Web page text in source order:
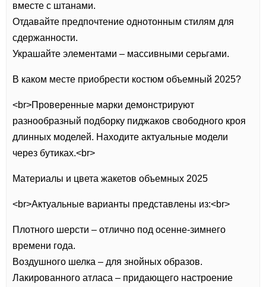
вместе с штанами.
Отдавайте предпочтение однотонным стилям для
сдержанности.
Украшайте элементами – массивными серьгами.
В каком месте приобрести костюм объемный 2025?
<br>Проверенные марки демонстрируют
разнообразный подборку пиджаков свободного кроя
длинных моделей. Находите актуальные модели
через бутиках.<br>
Материалы и цвета жакетов объемных 2025
<br>Актуальные варианты представлены из:<br>
Плотного шерсти – отлично под осенне-зимнего
времени года.
Воздушного шелка – для знойных образов.
Лакированного атласа – придающего настроение